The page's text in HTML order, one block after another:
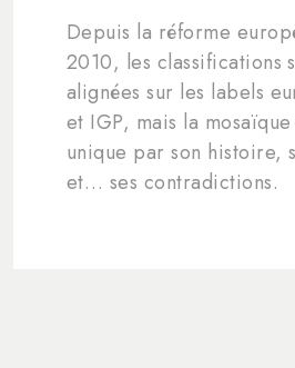
Depuis la réforme
2010, les classifications
alignées sur les labels
et IGP, mais la
unique par son histoire,
et… ses contradictions.